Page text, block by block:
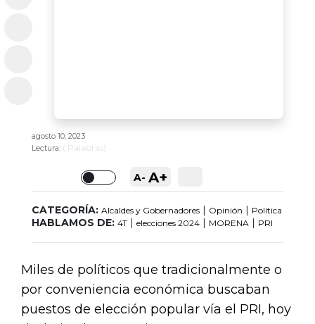
agosto 10, 2023
Lectura: ( Palabras)
Toggle
A- A+
CATEGORÍA: Alcaldes y Gobernadores | Opinión | Política
HABLAMOS DE: 4T | elecciones 2024 | MORENA | PRI
Miles de políticos que tradicionalmente o
por conveniencia económica buscaban
puestos de elección popular vía el PRI, hoy